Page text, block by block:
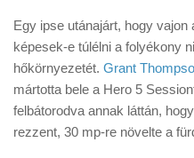
Tudástár
Tanácsok
Érdekességek
Helyszíni Riport
Egy ipse utánajárt, hogy
képesek-e túlélni a folyékony
hőkörnyezetét. Grant
mártotta bele a Hero 5
felbátorodva annak láttán,
rezzent, 30 mp-re növelte a